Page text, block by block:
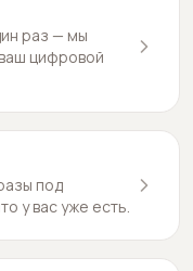
раз — мы
цифровой
под
у вас уже есть.